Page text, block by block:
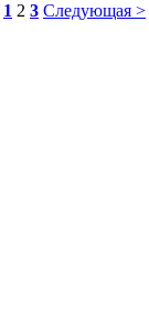
1 2 3 Следующая >